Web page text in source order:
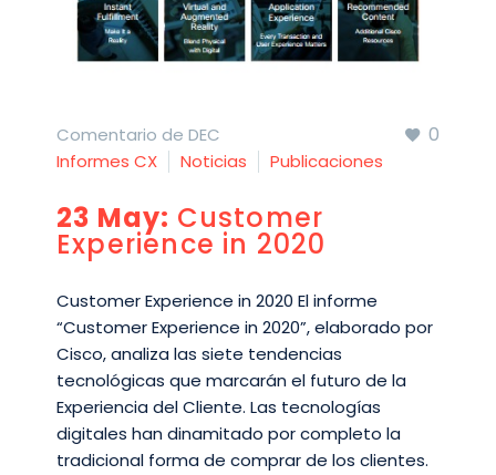
0
Comentario de DEC
Informes CX
Noticias Publicaciones
23 May: Customer
Experience in 2020
Customer Experience in 2020 El informe
“Customer Experience in 2020”, elaborado por
Cisco, analiza las siete tendencias
tecnológicas que marcarán el futuro de la
Experiencia del Cliente. Las tecnologías
digitales han dinamitado por completo la
tradicional forma de comprar de los clientes.